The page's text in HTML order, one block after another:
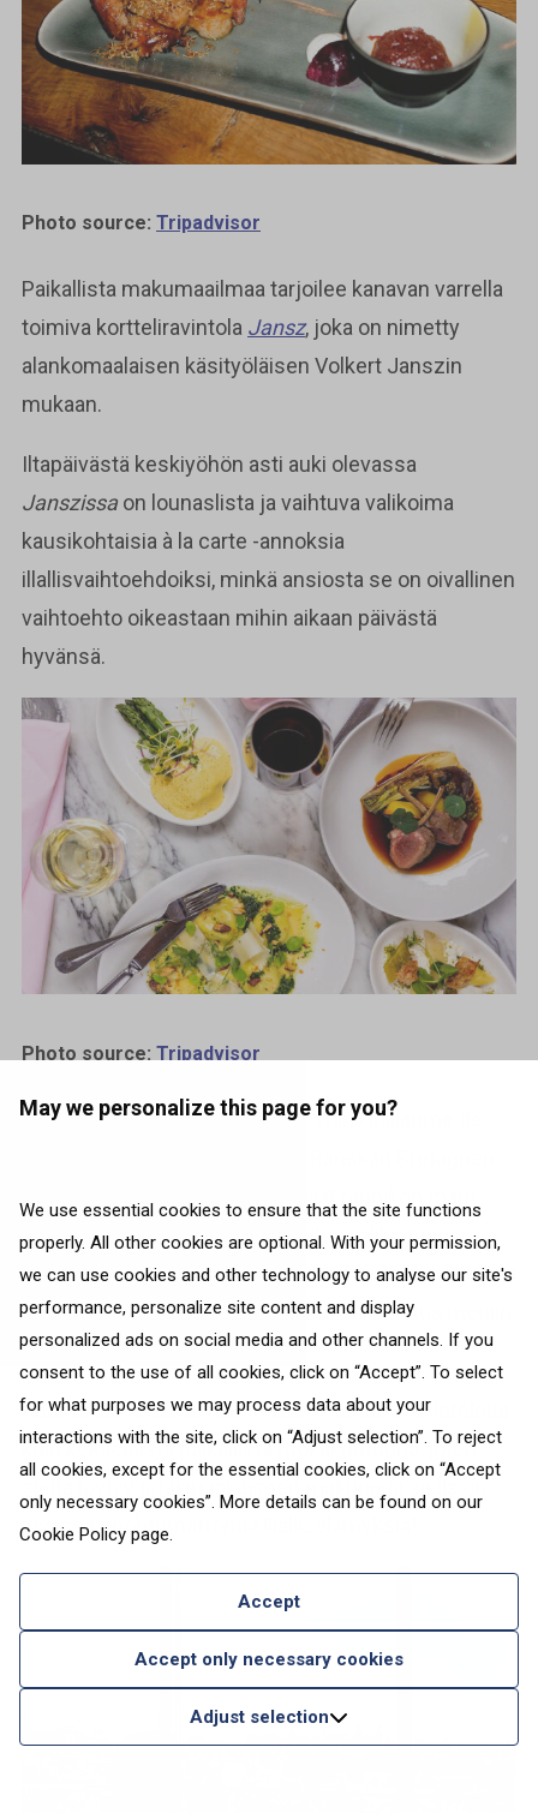
May we personalize this page for you?
We use essential cookies to ensure that the site functions
properly. All other cookies are optional. With your permission,
we can use cookies and other technology to analyse our site's
performance, personalize site content and display
personalized ads on social media and other channels. If you
consent to the use of all cookies, click on “Accept”. To select
for what purposes we may process data about your
interactions with the site, click on “Adjust selection”. To reject
all cookies, except for the essential cookies, click on “Accept
only necessary cookies”. More details can be found on our
Cookie Policy page.
Accept
Accept only necessary cookies
Adjust selection
Photo source: Tripadvisor
Paikallista makumaailmaa tarjoilee kanavan varrella
toimiva kortteliravintola Jansz, joka on nimetty
alankomaalaisen käsityöläisen Volkert Janszin
mukaan.
Iltapäivästä keskiyöhön asti auki olevassa
Janszissa on lounaslista ja vaihtuva valikoima
kausikohtaisia à la carte -annoksia
illallisvaihtoehdoiksi, minkä ansiosta se on oivallinen
vaihtoehto oikeastaan mihin aikaan päivästä
hyvänsä.
Photo source: Tripadvisor
Bar Gui-ravintolassa keittiömestari Guillaume de
Kiinteä ateriakokonaisuus sisältää valikoiman
keittiömestarin valitsemia kausikohtaisia herkkuja ja
sopii loistavasti niille, jotka haluavat tutustua moniin
makuihin.
Amsterdamissa on niinMichelin-tähden ravintoloita
kuin kekseliästä paikallista ruokakulttuuria, joten
sieltä löytyy jotakin jokaiseen makuun ja siellä on
luvassa unohtumattomia illalliselämyksiä!